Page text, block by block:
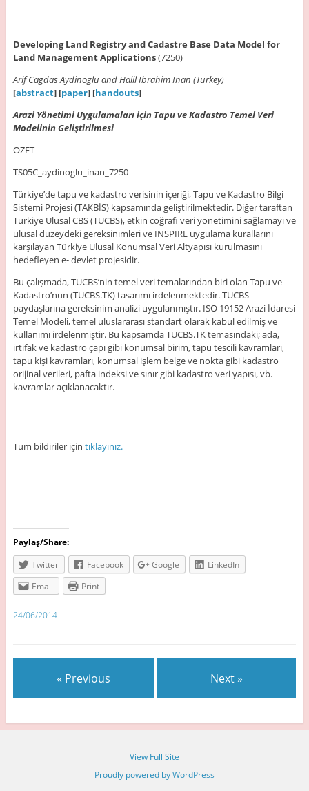
Developing Land Registry and Cadastre Base Data Model for
Land Management Applications(7250)
Arif Cagdas Aydinoglu and Halil Ibrahim Inan (Turkey)
[abstract] [paper] [handouts]
Arazi Yönetimi Uygulamaları için Tapu ve Kadastro Temel Veri
Modelinin Geliştirilmesi
ÖZET
TS05C_aydinoglu_inan_7250
Türkiye’de tapu ve kadastro verisinin içeriği, Tapu ve Kadastro Bilgi
Sistemi Projesi (TAKBİS) kapsamında geliştirilmektedir. Diğer taraftan
Türkiye Ulusal CBS (TUCBS), etkin coğrafi veri yönetimini sağlamayı ve
ulusal düzeydeki gereksinimleri ve INSPIRE uygulama kurallarını
karşılayan Türkiye Ulusal Konumsal Veri Altyapısı kurulmasını
hedefleyen e- devlet projesidir.
Bu çalışmada, TUCBS’nin temel veri temalarından biri olan Tapu ve
Kadastro’nun (TUCBS.TK) tasarımı irdelenmektedir. TUCBS
paydaşlarına gereksinim analizi uygulanmıştır. ISO 19152 Arazi İdaresi
Temel Modeli, temel uluslararası standart olarak kabul edilmiş ve
kullanımı irdelenmiştir. Bu kapsamda TUCBS.TK temasındaki; ada,
irtifak ve kadastro çapı gibi konumsal birim, tapu tescili kavramları,
tapu kişi kavramları, konumsal işlem belge ve nokta gibi kadastro
orijinal verileri, pafta indeksi ve sınır gibi kadastro veri yapısı, vb.
kavramlar açıklanacaktır.
Tüm bildiriler için tıklayınız.
Paylaş/Share:
Twitter
Facebook Google
LinkedIn
Email
Print
24/06/2014
« Previous Next »
View Full Site
Proudly powered by WordPress